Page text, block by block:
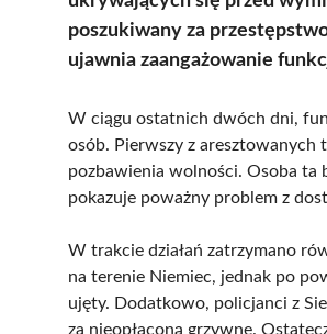
poszukiwany za
ujawnia zaangażowanie
W ciągu ostatnich dwóch dni,
osób. Pierwszy z aresztowanych
pozbawienia wolności. Osoba ta
pokazuje poważny problem z
W trakcie działań zatrzymano
na terenie Niemiec, jednak po
ujęty. Dodatkowo, policjanci z
za nieopłaconą grzywnę.